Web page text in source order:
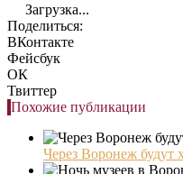
Загрузка...
Поделиться:
ВКонтакте
Фейсбук
ОК
Твиттер
Похожие публикации
Через Воронеж будут